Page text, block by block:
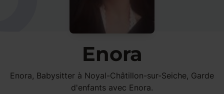
Enora
Enora, Babysitter à Noyal-Châtillon-sur-Seiche, Garde
d'enfants avec Enora.